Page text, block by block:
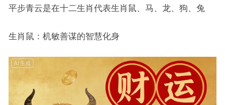
平步青云是在十二生肖代表生肖鼠、马、龙、狗、兔
生肖鼠：机敏善谋的智慧化身